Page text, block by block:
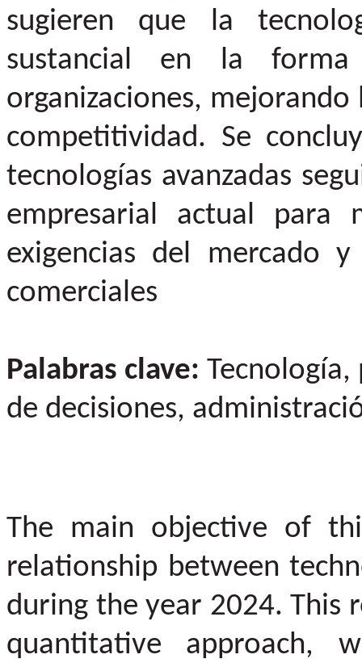
sugieren que la
sustancial en la
organizaciones,
competitividad. Se
tecnologías avanzadas
empresarial actual para
exigencias del mercado
comerciales
Palabras clave: Tecnología,
de decisiones,
The main objective of
relationship between
during the year 2024. This
quantitative approach,